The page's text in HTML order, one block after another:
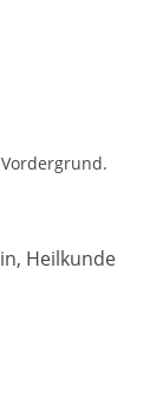
Heilkunde